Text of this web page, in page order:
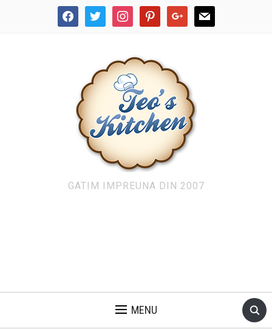
facebooktwitter instagrampinterestgoogle mail
GATIM IMPREUNA DIN 2007
MENU